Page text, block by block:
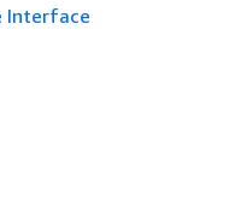
Interface